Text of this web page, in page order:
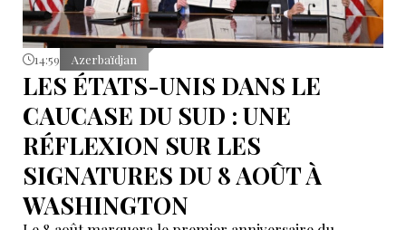
14:59 Azerbaïdjan
LES ÉTATS-UNIS DANS LE
CAUCASE DU SUD : UNE
RÉFLEXION SUR LES
SIGNATURES DU 8 AOÛT À
WASHINGTON